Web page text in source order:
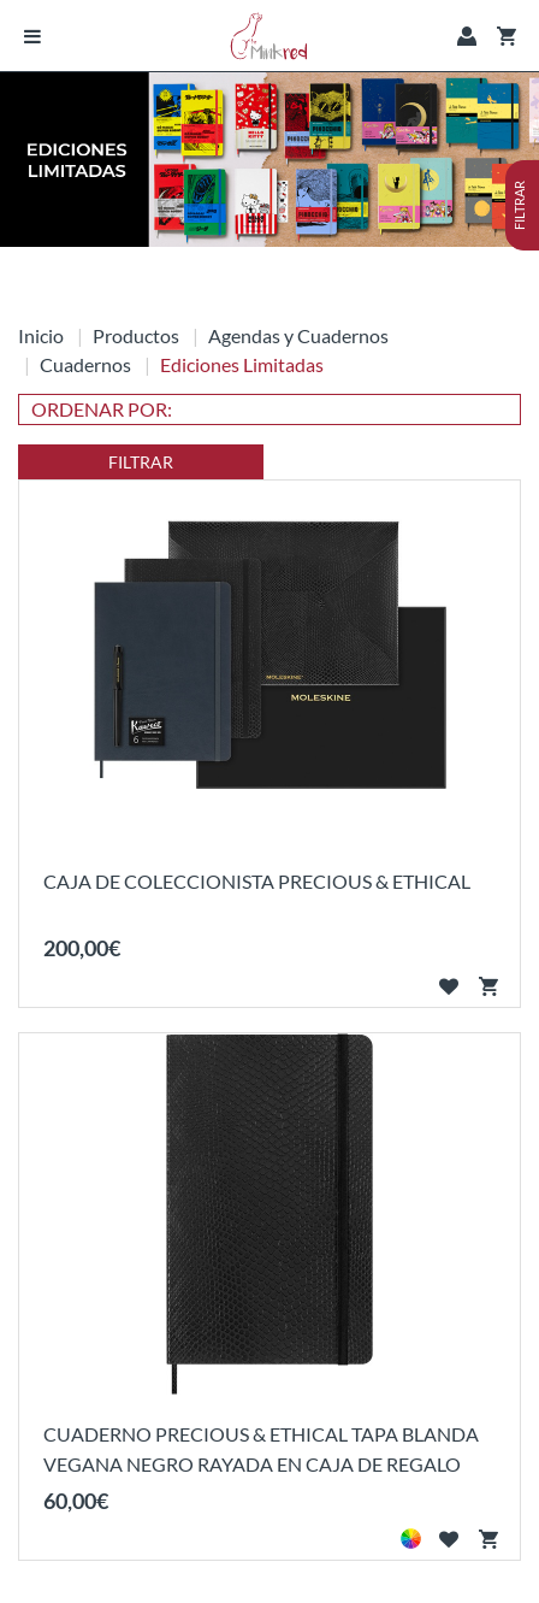
Inicio Productos
Agendas y Cuadernos
Cuadernos
Ediciones Limitadas
FILTRAR
FILTRAR
CAJA DE COLECCIONISTA PRECIOUS & ETHICAL
200,00€
CUADERNO PRECIOUS & ETHICAL TAPA BLANDA
VEGANA NEGRO RAYADA EN CAJA DE REGALO
60,00€